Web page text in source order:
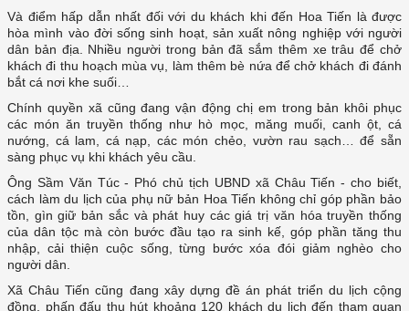
Và điểm hấp dẫn nhất đối với du khách khi đến Hoa Tiến là được
hòa mình vào đời sống sinh hoạt, sản xuất nông nghiệp với người
dân bản địa. Nhiều người trong bản đã sắm thêm xe trâu để chở
khách đi thu hoạch mùa vụ, làm thêm bè nứa để chở khách đi đánh
bắt cá nơi khe suối…
Chính quyền xã cũng đang vận động chị em trong bản khôi phục
các món ăn truyền thống như hò mọc, măng muối, canh ột, cá
nướng, cá lam, cá nạp, các món chẻo, vườn rau sạch… để sẵn
sàng phục vụ khi khách yêu cầu.
Ông Sầm Văn Túc - Phó chủ tịch UBND xã Châu Tiến - cho biết,
cách làm du lịch của phụ nữ bản Hoa Tiến không chỉ góp phần bảo
tồn, gìn giữ bản sắc và phát huy các giá trị văn hóa truyền thống
của dân tộc mà còn bước đầu tạo ra sinh kế, góp phần tăng thu
nhập, cải thiện cuộc sống, từng bước xóa đói giảm nghèo cho
người dân.
Xã Châu Tiến cũng đang xây dựng đề án phát triển du lịch cộng
đồng, phấn đấu thu hút khoảng 120 khách du lịch đến tham quan